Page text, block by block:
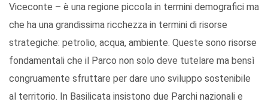
Viceconte – è una regione piccola in termini demografici ma
che ha una grandissima ricchezza in termini di risorse
strategiche: petrolio, acqua, ambiente. Queste sono risorse
fondamentali che il Parco non solo deve tutelare ma bensì
congruamente sfruttare per dare uno sviluppo sostenibile
al territorio. In Basilicata insistono due Parchi nazionali e